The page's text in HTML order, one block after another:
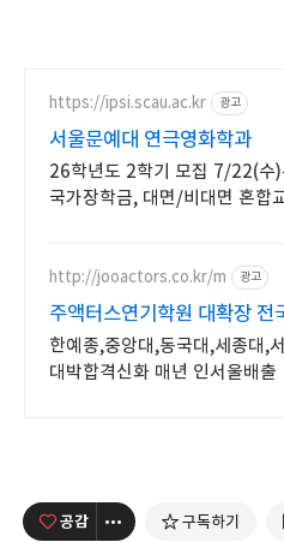
https://ipsi.scau.ac.kr 광고
서울문예대 연극영화학과
26학년도 2학기 모집 7/22(수)
국가장학금, 대면/비대면 혼합
http://jooactors.co.kr/m 광고
주액터스연기학원 대확장
한예종,중앙대,동국대,세종대,
대박합격신화 매년 인서울배출
공감 구독하기